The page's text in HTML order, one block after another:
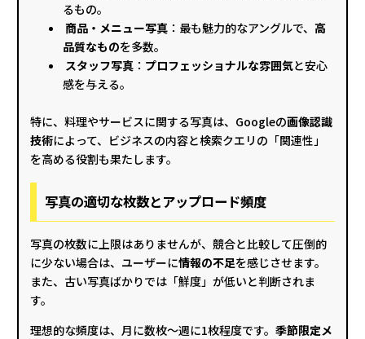
るもの。
商品・メニュー写真：最も魅力的なアングルで、 高
品質なものを多数。
スタッフ写真： プロフェッショナルな雰囲気と安心
感を与える。
特に、料理やサービスに関する写真は、Googleの画像認識
技術によって、ビジネスの内容と検索クエリの「関連性」
を高める役割も果たします。
写真の適切な枚数とアップロード頻度
写真の枚数に上限はありませんが、競合と比較して圧倒的
に少ない場合は、ユーザーに情報の不足を感じさせます。
また、古い写真ばかりでは「鮮度」が低いと判断されま
す。
理想的な頻度は、月に数枚〜週に1枚程度です。 季節限定メ